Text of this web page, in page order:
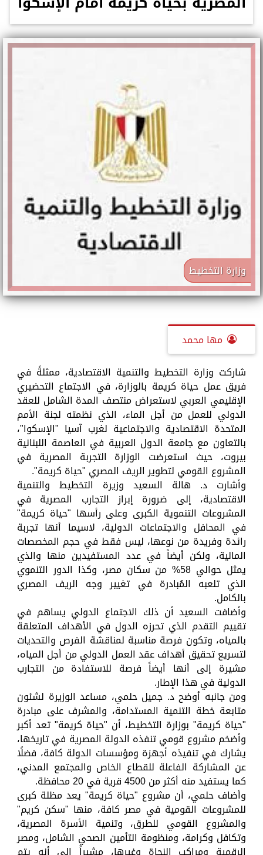
وزارة التخطيط
مها محمد
شاركت وزارة التخطيط والتنمية الاقتصادية، ممثلةً في
فريق عمل حياة كريمة بالوزارة، في الاجتماع التحضيري
الإقليمي العربي لاستعراض منتصف المدة الشامل للعقد
الدولي للعمل من أجل الماء، الذي نظمته لجنة الأمم
المتحدة الاقتصادية والاجتماعية لغرب آسيا "الإسكوا"،
بالتعاون مع جامعة الدول العربية في العاصمة اللبنانية
بيروت، حيث استعرضت الوزارة التجربة المصرية في
المشروع القومي لتطوير الريف المصري "حياة كريمة".
وأشارت د. هالة السعيد وزيرة التخطيط والتنمية
الاقتصادية، إلى ضرورة إبراز التجارب المصرية في
المشروعات التنموية الكبرى وعلى رأسها "حياة كريمة"
في المحافل والاجتماعات الدولية، لاسيما أنها تجربة
رائدة وفريدة من نوعها، ليس فقط في حجم المخصصات
المالية، ولكن أيضاً في عدد المستفيدين منها والذي
يمثل حوالي 58% من سكان مصر، وكذا الدور التنموي
الذي تلعبه المُبادرة في تغيير وجه الريف المصري
بالكامل.
وأضافت السعيد أن ذلك الاجتماع الدولي يساهم في
تقييم التقدم الذي تحرزه الدول في الأهداف المتعلقة
بالمياه، وتكون فرصة مناسبة لمناقشة الفرص والتحديات
لتسريع تحقيق أهداف عقد العمل الدولي من أجل المياه،
مشيرة إلى أنها أيضاً فرصة للاستفادة من التجارب
الدولية في هذا الإطار.
ومن جانبه أوضح د. جميل حلمي، مساعد الوزيرة لشئون
متابعة خطة التنمية المستدامة، والمشرف على مبادرة
"حياة كريمة" بوزارة التخطيط، أن "حياة كريمة" تعد أكبر
وأضخم مشروع قومي تنفذه الدولة المصرية في تاريخها،
يشارك في تنفيذه أجهزة ومؤسسات الدولة كافة، فضلًا
عن المشاركة الفاعلة للقطاع الخاص والمجتمع المدني،
كما يستفيد منه أكثر من 4500 قرية في 20 محافظة.
وأضاف حلمي، أن مشروع "حياة كريمة" يعد مظلة كبرى
للمشروعات القومية في مصر كافة، منها "سكن كريم"
والمشروع القومي للطرق، وتنمية الأسرة المصرية،
وتكافل وكرامة، ومنظومة التأمين الصحي الشامل، ومصر